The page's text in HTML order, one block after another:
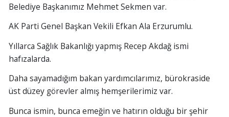
Belediye Başkanımız Mehmet Sekmen var.
AK Parti Genel Başkan Vekili Efkan Ala Erzurumlu.
Yıllarca Sağlık Bakanlığı yapmış Recep Akdağ ismi
hafızalarda.
Daha sayamadığım bakan yardımcılarımız, bürokraside
üst düzey görevler almış hemşerilerimiz var.
Bunca ismin, bunca emeğin ve hatırın olduğu bir şehir